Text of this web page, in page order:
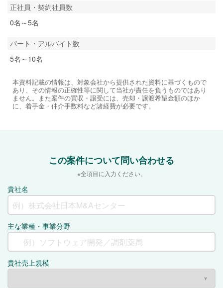
正社員・契約社員数
0名～5名
パート・アルバイト数
5名～10名
本資料記載の情報は、対象会社から提供された資料に基づくもので
あり、その情報の正確性等に関して当社が責任を負うものではあり
ません。また案件の買収・譲受には、売却・譲渡希望金額のほか
に、着手金・仲介手数料など諸経費が必要です。